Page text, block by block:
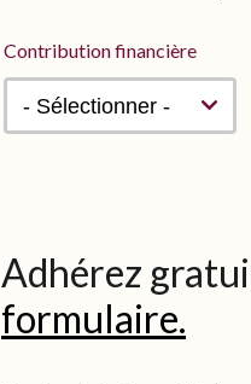
Contribution financière
Adhérez
formulaire.